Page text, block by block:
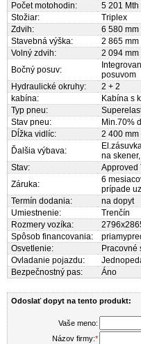
Počet motohodin:
5 201 Mth
Stožiar:
Triplex
Zdvih:
6 580 mm
Stavebná výška:
2 865 mm
Volný zdvih:
2 094 mm
Bočný posuv:
posuvom
Hydraulické okruhy:
2 + 2
kabína:
Kabína s
Typ pneu:
Stav pneu:
Min.70%
Dĺžka vidlíc:
2 400 mm
Ďalšia výbava:
na
Stav:
Approved
Záruka:
6
prípade
Termín dodania:
na dopyt
Umiestnenie:
Trenčín
Rozmery vozíka:
Spôsob financovania:
Osvetlenie:
Pracovné
Ovladanie pojazdu:
Bezpečnostný pas:
Áno
Odoslať dopyt na tento produkt:
Vaše meno:
Názov firmy:*